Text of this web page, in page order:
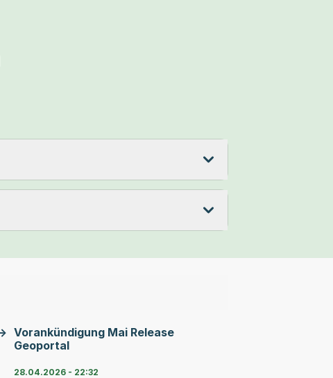
Vorankündigung Mai Release
Geoportal
28.04.2026 - 22:32